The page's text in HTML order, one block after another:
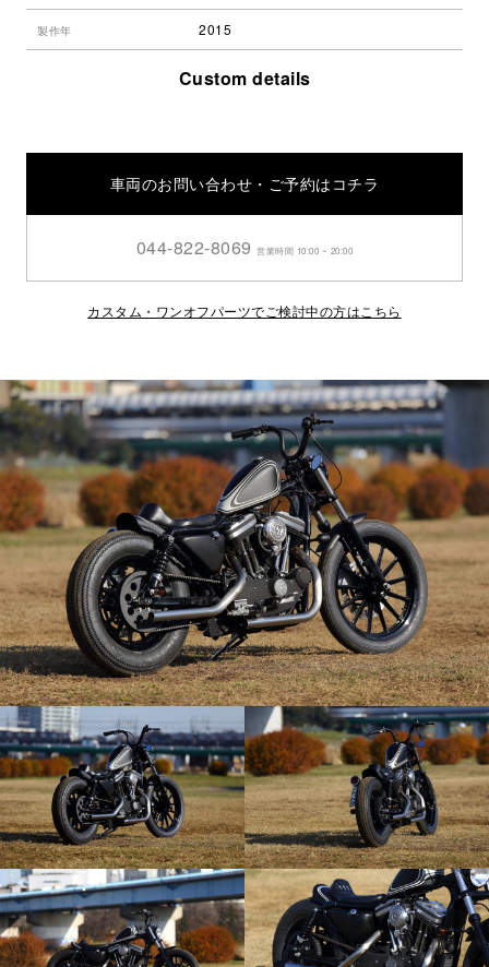
製作年 2015
Custom details
車両のお問い合わせ・ご予約はコチラ
044-822-8069営業時間 10:00 ~ 20:00
カスタム・ワンオフパーツでご検討中の方はこちら